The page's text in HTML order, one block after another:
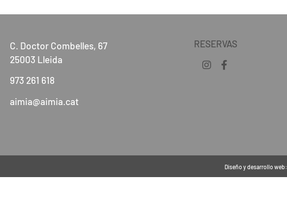
C. Doctor Combelles, 67
25003 Lleida
973 261 618
aimia@aimia.cat
RESERVAS
Diseño y desarrollo web: